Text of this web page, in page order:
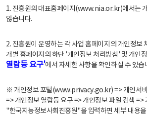
1. 진흥원의 대표홈페이지(www.nia.or.kr)에서는
않습니다.
2. 진흥원이 운영하는 각 사업 홈페이지의 개인정보
개별 홈페이지의 하단 '개인정보 처리방침' 및 개인
열람등 요구'에서 자세한 사항을 확인하실 수 있습
※ 개인정보 포털(www.privacy.go.kr) => 개인서
=> 개인정보 열람등 요구 => 개인정보 파일 검색 =>
"한국지능정보사회진흥원"을 입력하면 세부 내용